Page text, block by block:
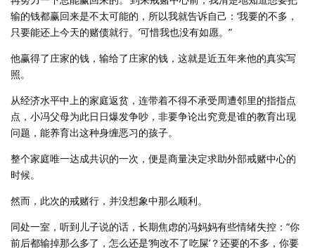
输的钱都赢回来是不太可能的，所以我就告诉自己：‘我要的不多，
只要能还上今天的赌债就行。’可惜我也没有如愿。”
他赢得了庄家的钱，输给了庄家的钱，这就是近五年来他的真实写
照。
从经济水平中上的家庭返贫，连带着不得不承受周遭邻里的指指点
点，小冯父母为此日日爆发争吵，非要争论出究竟是谁的教育出现
问题，能养育出这种身缠恶习的孩子。
整个家庭唯一达成共识的一次，便是商量决定求助外部戒赌中心的
时候。
然而，此次的戒赌行，并没想象中那么顺利。
同处一室，听到儿子说的话，长期焦虑的冯妈妈有些情绪失控：“你
前后都输掉那么多了，怎么还是‘狗改不了吃屎’？还要的不多，你要